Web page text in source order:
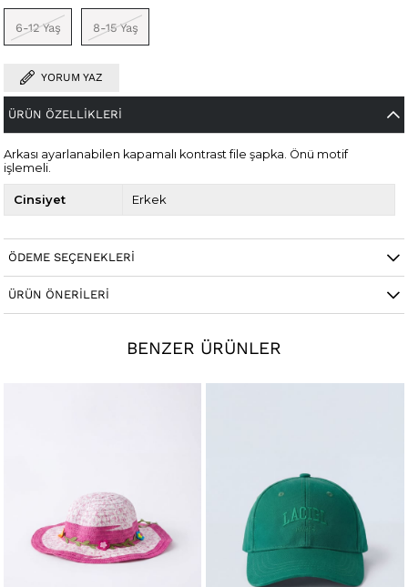
6-12 Yaş 8-15 Yaş
YORUM YAZ
ÜRÜN ÖZELLIKLERI
Arkası ayarlanabilen kapamalı kontrast file şapka. Önü motif
işlemeli.
Cinsiyet Erkek
ÖDEME SEÇENEKLERI
ÜRÜN ÖNERILERI
BENZER ÜRÜNLER